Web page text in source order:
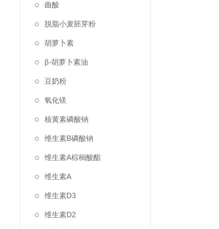
曲酸
脱脂小麦胚芽粉
胡萝卜素
β-胡萝卜素油
豆奶粉
氧化镁
核黄素磷酸钠
维生素B磷酸钠
维生素A棕榈酸酯
维生素A
维生素D3
维生素D2